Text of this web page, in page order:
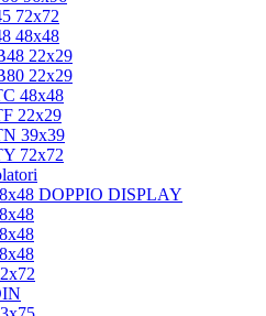
72x72
48x48
22x29
22x29
48x48
22x29
39x39
72x72
DOPPIO DISPLAY